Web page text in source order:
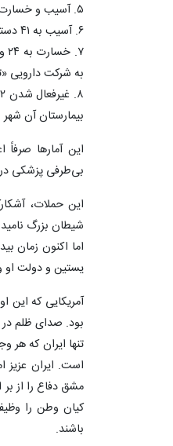
۵. آسیب و خسارت ۲۲۶ مرکز بهداشتی
۶. آسیب به ۴۱ دستگاه آمبولانس
به شرکت دارویی
بیمارستان آن شهر
این آمارها
بی‌طرفی پزشکی
این حملات،
شیطان بزرگ
اما اکنون زمان
یستین و دولت
آمریکایی که
بود. صدای ظلم در
تنها ایران که هر
است. ایران عزیز
مشق دفاع را از
کیان وطن را
باشند.